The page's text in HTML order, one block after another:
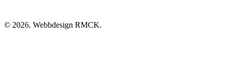
© 2026. Webbdesign RMCK.